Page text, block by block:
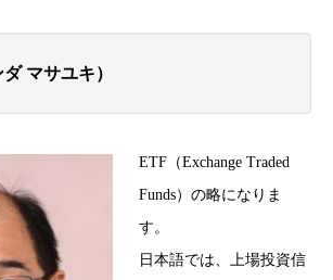
マサユキ）
ETF（Exchange Traded
Funds）の略になりま
す。
日本語では、上場投資信